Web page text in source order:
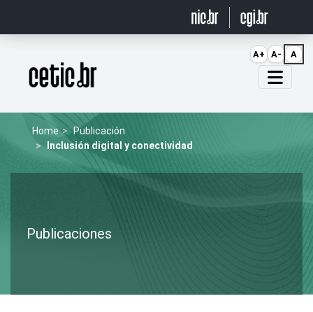
Página inicial
Home
Publicación
Inclusión digital y conectividad
Publicaciones
A+ A- A